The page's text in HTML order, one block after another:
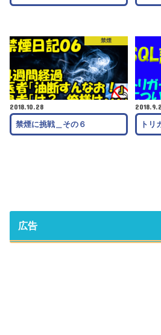
禁煙
2018.10.28
禁煙に挑戦＿その６ トリ
広告